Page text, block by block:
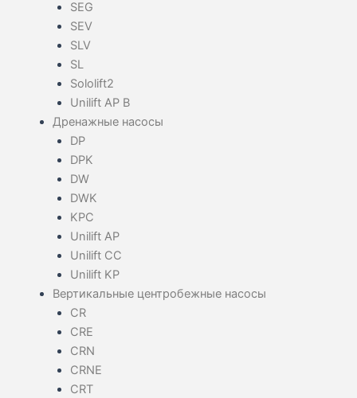
SEG
SEV
SLV
SL
Sololift2
Unilift AP B
Дренажные насосы
DP
DPK
DW
DWK
KPC
Unilift AP
Unilift CC
Unilift KP
Вертикальные центробежные насосы
CR
CRE
CRN
CRNE
CRT